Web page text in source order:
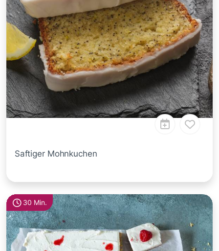
Saftiger Mohnkuchen
30 Min.